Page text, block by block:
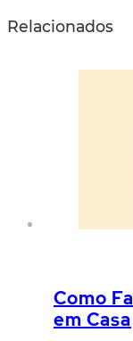
Relacionados
Como
em Casa